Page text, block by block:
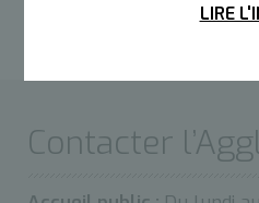
LIRE
Contacter